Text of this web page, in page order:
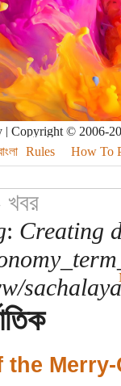
| Copyright © 2006-
Rules How To
খবর
: Creating
the